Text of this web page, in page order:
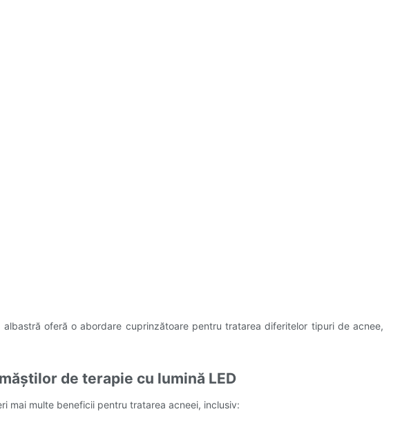
albastră oferă o abordare cuprinzătoare pentru tratarea diferitelor tipuri de acnee,
de terapie cu lumină LED
mai multe beneficii pentru tratarea acneei, inclusiv: